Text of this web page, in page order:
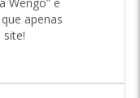
suas dúvidas,
em questões
apenas